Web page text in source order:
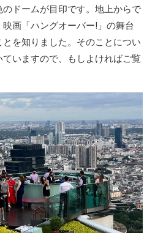
ドームが目印です。地上からで
画「ハングオーバー!」の舞台
を知りました。そのことについ
いますので、もしよければご覧